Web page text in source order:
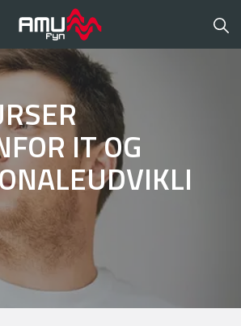
IT OG